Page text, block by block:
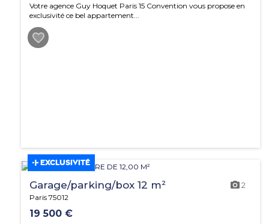
Votre agence Guy Hoquet Paris 15 Convention vous propose en
exclusivité ce bel appartement...
EXCLUSIVITÉ
Garage/parking/box 12 m² 2
Paris 75012
19 500 €